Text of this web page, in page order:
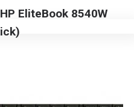
EliteBook 8540W